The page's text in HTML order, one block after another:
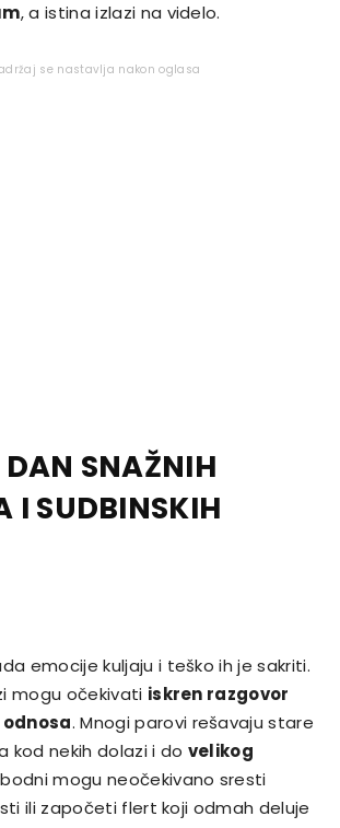
, a istina izlazi na videlo.
se nastavlja nakon oglasa
DAN SNAŽNIH
I SUDBINSKIH
emocije kuljaju i teško ih je sakriti.
mogu očekivati iskren razgovor
. Mnogi parovi rešavaju stare
kod nekih dolazi i do velikog
mogu neočekivano sresti
ili započeti flert koji odmah deluje